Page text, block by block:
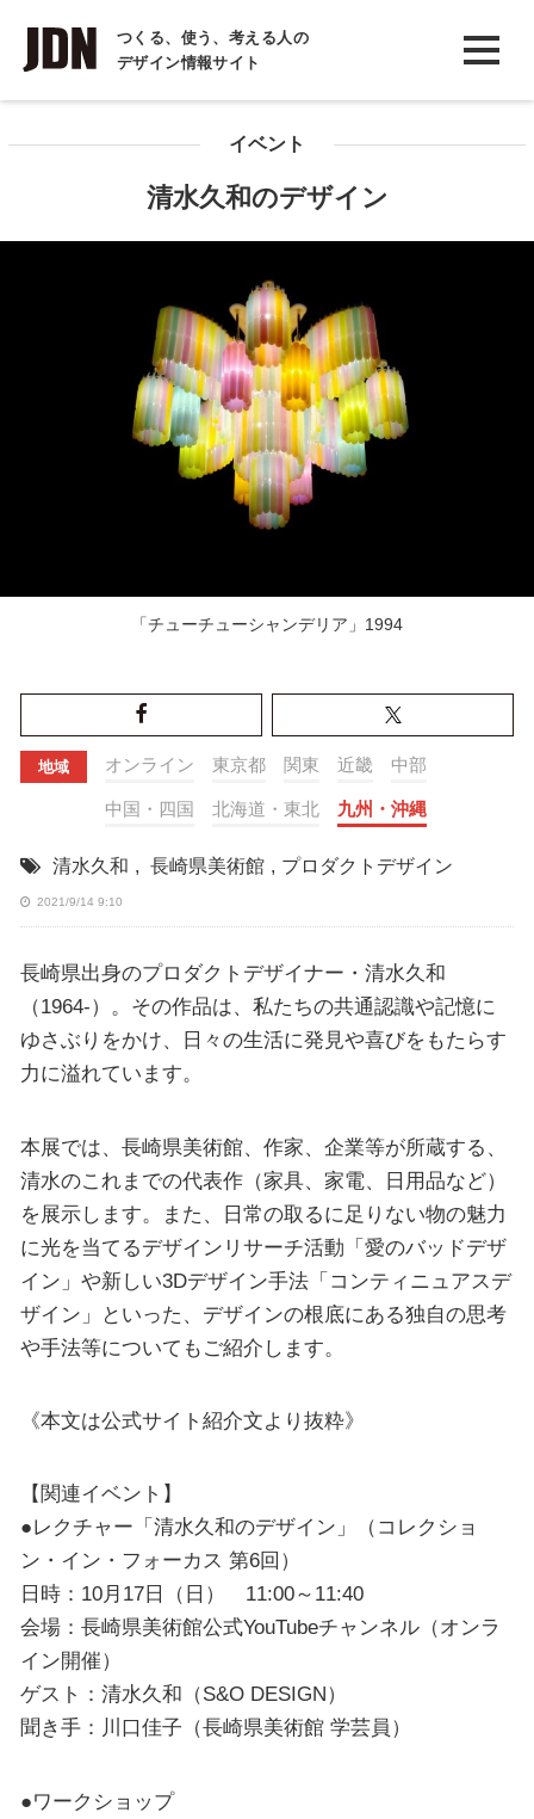
つくる、使う、考える人の
デザイン情報サイト
INTERVIEW
インタビュー
イベント
清水久和のデザイン
「チューチューシャンデリア」1994
地域 オンライン 東京都 関東 近畿 中部
中国・四国 北海道・東北 九州・沖縄
清水久和 , 長崎県美術館 , プロダクトデザイン
2021/9/14 9:10
長崎県出身のプロダクトデザイナー・清水久和
（1964-）。その作品は、私たちの共通認識や記憶に
ゆさぶりをかけ、日々の生活に発見や喜びをもたらす
力に溢れています。
本展では、長崎県美術館、作家、企業等が所蔵する、
清水のこれまでの代表作（家具、家電、日用品など）
を展示します。また、日常の取るに足りない物の魅力
に光を当てるデザインリサーチ活動「愛のバッドデザ
イン」や新しい3Dデザイン手法「コンティニュアスデ
ザイン」といった、デザインの根底にある独自の思考
や手法等についてもご紹介します。
《本文は公式サイト紹介文より抜粋》
【関連イベント】
●レクチャー「清水久和のデザイン」（コレクショ
ン・イン・フォーカス 第6回）
日時：10月17日（日） 11:00～11:40
会場：長崎県美術館公式YouTubeチャンネル（オンラ
イン開催）
ゲスト：清水久和（S&O DESIGN）
聞き手：川口佳子（長崎県美術館 学芸員）
●ワークショップ